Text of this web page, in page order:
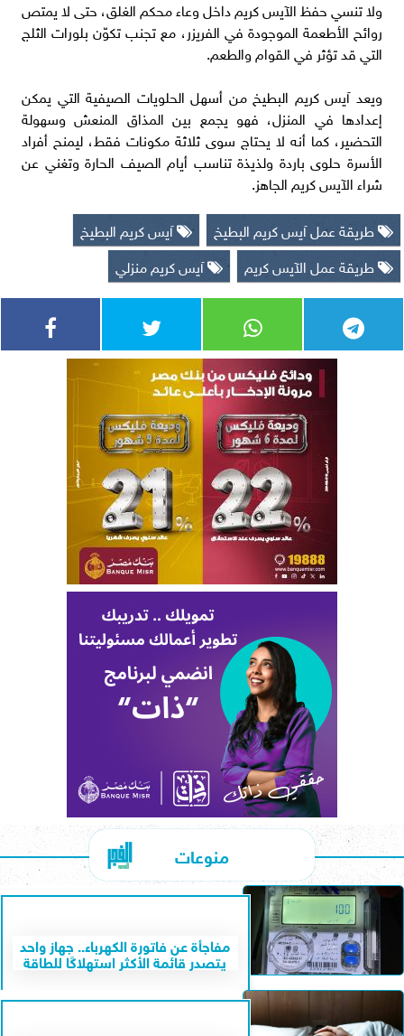
ولا تنسي حفظ الآيس كريم داخل وعاء محكم الغلق، حتى لا يمتص
روائح الأطعمة الموجودة في الفريزر، مع تجنب تكوّن بلورات الثلج
التي قد تؤثر في القوام والطعم.
ويعد آيس كريم البطيخ من أسهل الحلويات الصيفية التي يمكن
إعدادها في المنزل، فهو يجمع بين المذاق المنعش وسهولة
التحضير، كما أنه لا يحتاج سوى ثلاثة مكونات فقط، ليمنح أفراد
الأسرة حلوى باردة ولذيذة تناسب أيام الصيف الحارة وتغني عن
شراء الآيس كريم الجاهز.
طريقة عمل آيس كريم البطيخ
آيس كريم البطيخ
طريقة عمل الآيس كريم
آيس كريم منزلي
منوعات
مفاجأة عن فاتورة الكهرباء.. جهاز واحد
يتصدر قائمة الأكثر استهلاكًا للطاقة